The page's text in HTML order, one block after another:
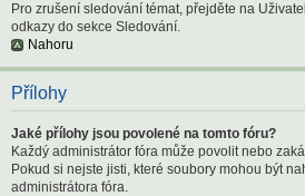
Pro zrušení sledování témat, přejděte na
odkazy do sekce Sledování.
Nahoru
Přílohy
Jaké přílohy jsou povolené na tomto fóru?
Každý administrátor fóra může povolit nebo
Pokud si nejste jisti, které soubory mohou být
administrátora fóra.